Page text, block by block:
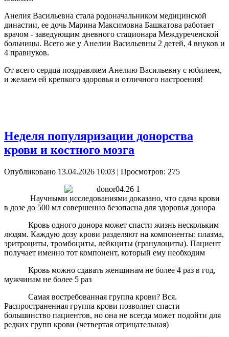
Анелия Васильевна стала родоначальником медицинской
династии, ее дочь Марина Максимовна Башкатова работает
врачом - заведующим дневного стационара Междуреченской
больницы. Всего же у Анелии Васильевны 2 детей, 4 внуков и
4 правнуков.
От всего сердца поздравляем Анелию Васильевну с юбилеем,
и желаем ей крепкого здоровья и отличного настроения!
Неделя популяризации донорства
крови и костного мозга
Опубликовано 13.04.2026 10:03 | Просмотров: 275
Научными исследованиями доказано, что сдача крови
в дозе до 500 мл совершенно безопасна для здоровья донора
Кровь одного донора может спасти жизнь нескольким
людям. Каждую дозу крови разделяют на компоненты: плазма,
эритроциты, тромбоциты, лейкциты (гранулоциты). Пациент
получает именно тот компонент, который ему необходим
Кровь можно сдавать женщинам не более 4 раз в год,
мужчинам не более 5 раз
Самая востребованная группа крови? Вся.
Распространенная группа крови позволяет спасти
большинство пациентов, но она не всегда может подойти для
редких групп крови (четвертая отрицательная)